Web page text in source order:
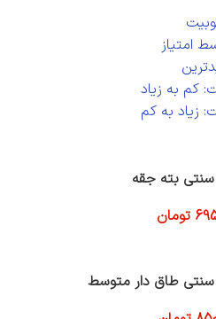
امتیاز
کم به زیاد
زیاد به کم
سنتی بته جقه
تومان
سنتی طاق دار متوسط